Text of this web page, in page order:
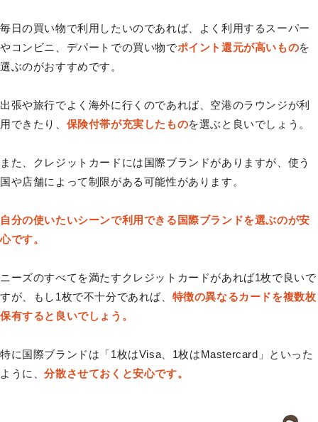
毎日の買い物で利用したいのであれば、よく利用するスーパー
やコンビニ、デパートでの買い物でポイント還元が高いものを
選ぶのがおすすめです。
出張や旅行でよく海外に行くのであれば、空港のラウンジが利
用できたり、 保険付帯が充実したものを選ぶと良いでしょう。
また、クレジットカードには国際ブランドがありますが、使う
国や店舗によって制限がある可能性があります。
自分の使いたいシーンで利用できる国際ブランドを選ぶのが安
心です。
ニーズのすべてを満たすクレジットカードがあれば1枚で良いで
すが、もし1枚で不十分であれば、 特徴の異なるカードを複数枚
保有すると良いでしょう。
特に国際ブランドは「1枚はVisa、1枚はMastercard」といった
ように、分散させておくと安心です。